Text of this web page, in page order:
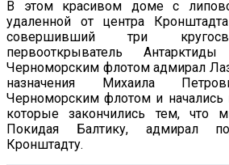
В этом красивом доме с
удаленной от центра
совершивший три
первооткрыватель
Черноморским флотом адмирал
назначения Михаила
Черноморским флотом и начались
которые закончились тем,
Покидая Балтику, адмирал
Кронштадту.